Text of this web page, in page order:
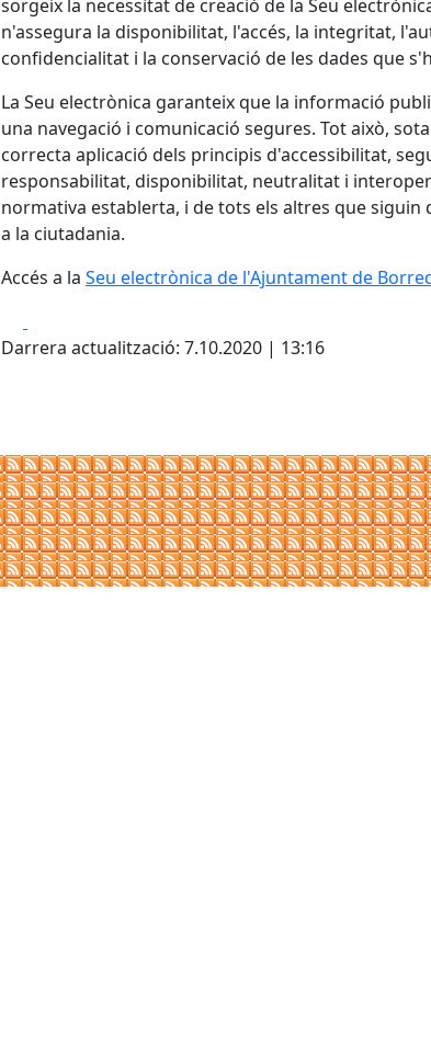
sorgeix la necessitat de creació de la Seu
n'assegura la disponibilitat, l'accés, la integritat,
confidencialitat i la conservació de les dades que
La Seu electrònica garanteix que la informació
una navegació i comunicació segures. Tot això,
correcta aplicació dels principis d'accessibilitat,
responsabilitat, disponibilitat, neutralitat i
normativa establerta, i de tots els altres que siguin
a la ciutadania.
Accés a la Seu electrònica de l'Ajuntament de
Darrera actualització: 7.10.2020 | 13:16